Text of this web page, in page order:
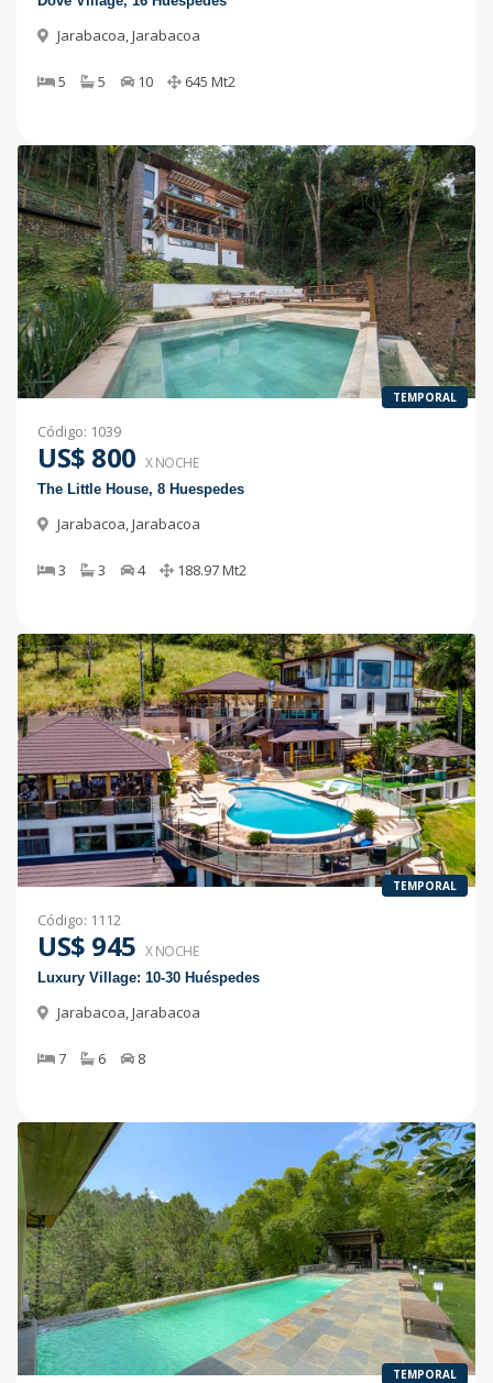
Jarabacoa,Jarabacoa
5 5 10 645 Mt2
TEMPORAL
Código: 1039
US$ 800 X NOCHE
The Little House, 8 Huespedes
Jarabacoa,Jarabacoa
3 3 4 188.97Mt2
TEMPORAL
Código: 1112
US$ 945 X NOCHE
Luxury Village: 10-30 Huéspedes
Jarabacoa,Jarabacoa
7 6 8
TEMPORAL